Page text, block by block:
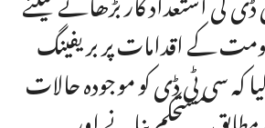
کے اقدامات پر بریفینگ
کہ سی ٹی ڈی کو موجودہ حالات